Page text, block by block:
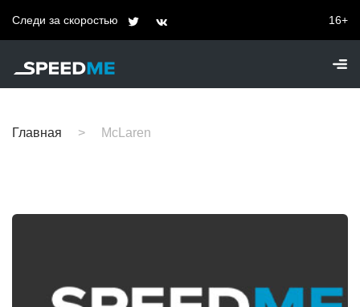
Следи за скоростью 16+
Главная McLaren